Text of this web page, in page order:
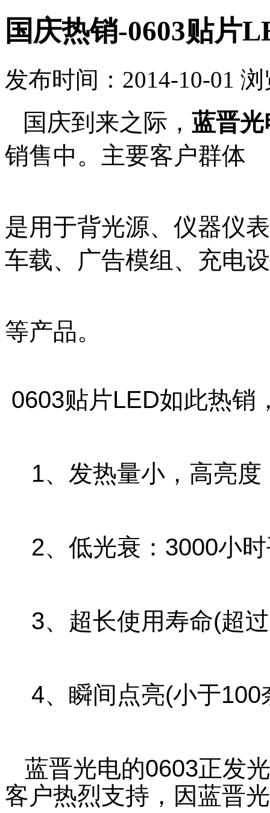
国庆热销-0603贴片
发布时间：2014-10-01
国庆到来之际， 蓝晋光
销售中。主要客户群体
是用于背光源、仪器仪
车载、广告模组、充电设
等产品。
0603贴片LED如此热销
1、发热量小，高亮度
2、低光衰：3000小
3、超长使用寿命(超
4、瞬间点亮(小于100
蓝晋光电的0603正发
客户热烈支持，因蓝晋